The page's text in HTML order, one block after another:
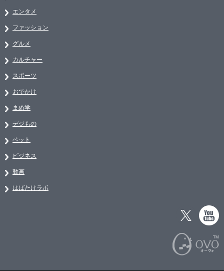
エンタメ
ファッション
グルメ
カルチャー
スポーツ
おでかけ
まめ学
デジもの
ペット
ビジネス
動画
はばたけラボ